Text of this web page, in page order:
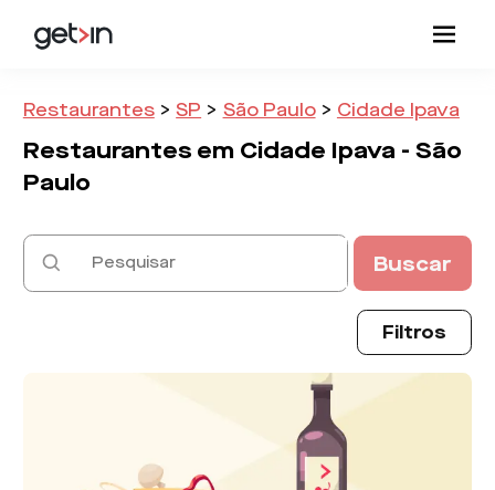
Restaurantes > SP > São Paulo > Cidade Ipava
Restaurantes em Cidade Ipava - São
Paulo
Buscar
Filtros